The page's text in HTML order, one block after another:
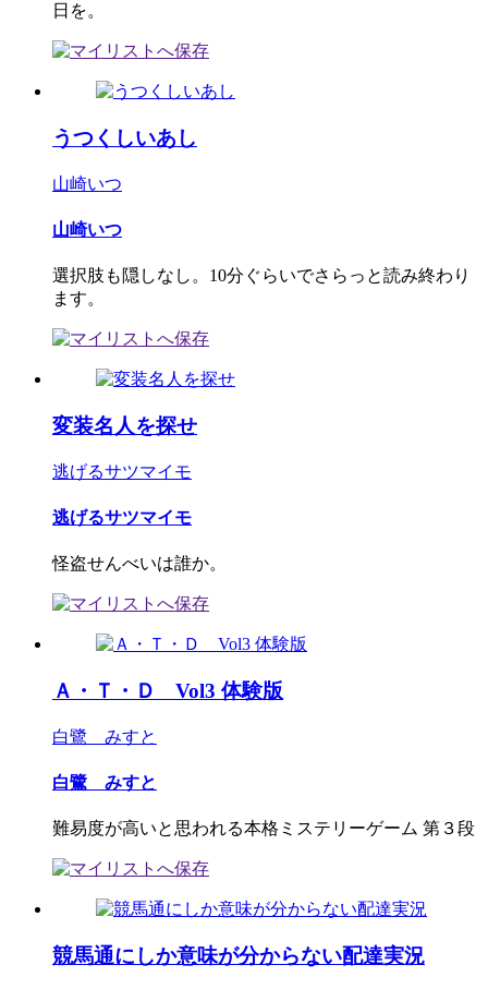
日を。
うつくしいあし
山崎いつ
山崎いつ
選択肢も隠しなし。10分ぐらいでさらっと読み終わり
ます。
変装名人を探せ
逃げるサツマイモ
逃げるサツマイモ
怪盗せんべいは誰か。
Ａ・Ｔ・Ｄ Vol3 体験版
白鷺 みすと
白鷺 みすと
難易度が高いと思われる本格ミステリーゲーム 第３段
競馬通にしか意味が分からない配達実況